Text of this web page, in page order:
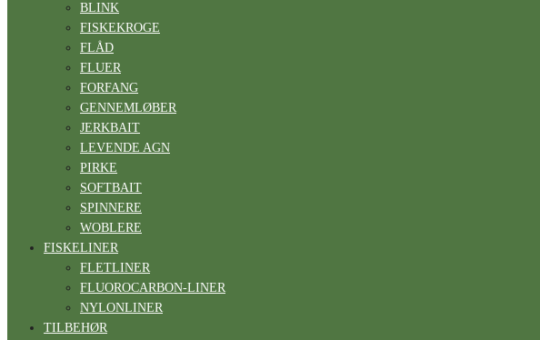
BLINK
FISKEKROGE
FLÅD
FLUER
FORFANG
GENNEMLØBER
JERKBAIT
LEVENDE AGN
PIRKE
SOFTBAIT
SPINNERE
WOBLERE
FISKELINER
FLETLINER
FLUOROCARBON-LINER
NYLONLINER
TILBEHØR